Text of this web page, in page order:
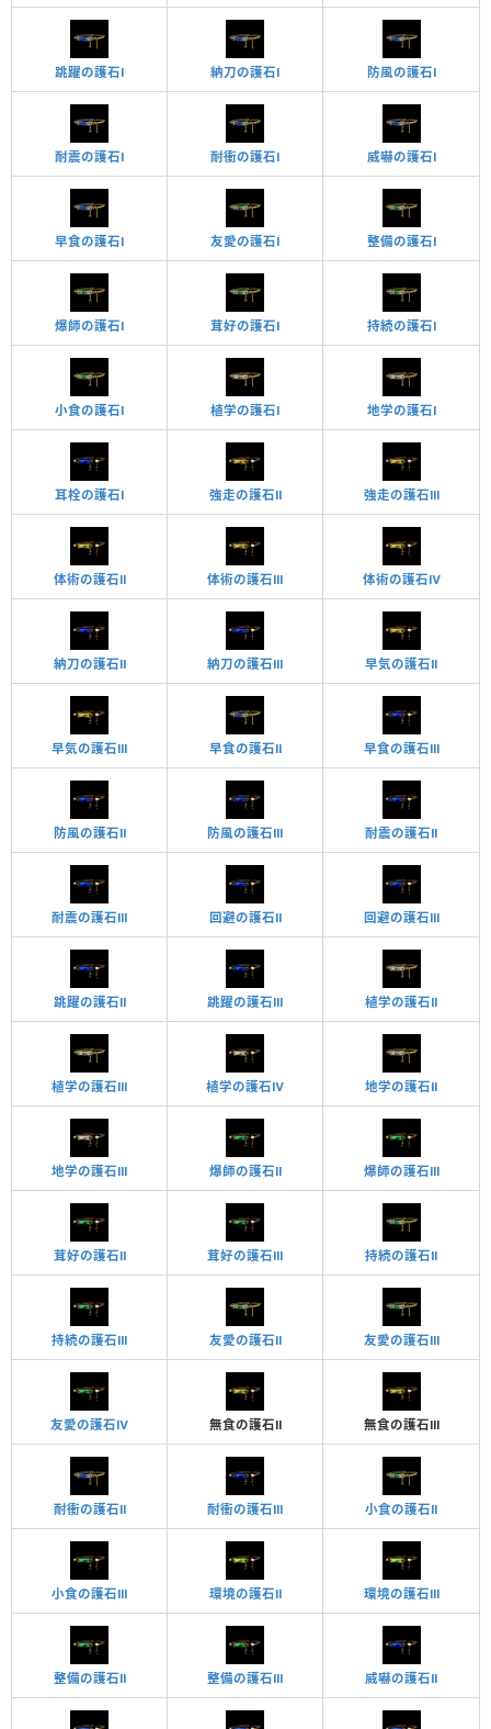
跳躍の護石Ⅰ 納刀の護石Ⅰ 防風の護石Ⅰ
耐震の護石Ⅰ 耐衝の護石Ⅰ 威嚇の護石Ⅰ
早食の護石Ⅰ 友愛の護石Ⅰ 整備の護石Ⅰ
爆師の護石Ⅰ 茸好の護石Ⅰ 持続の護石Ⅰ
小食の護石Ⅰ 植学の護石Ⅰ 地学の護石Ⅰ
耳栓の護石Ⅰ 強走の護石Ⅱ 強走の護石Ⅲ
体術の護石Ⅱ 体術の護石Ⅲ 体術の護石Ⅳ
納刀の護石Ⅱ 納刀の護石Ⅲ 早気の護石Ⅱ
早気の護石Ⅲ 早食の護石Ⅱ 早食の護石Ⅲ
防風の護石Ⅱ 防風の護石Ⅲ 耐震の護石Ⅱ
耐震の護石Ⅲ 回避の護石Ⅱ 回避の護石Ⅲ
跳躍の護石Ⅱ 跳躍の護石Ⅲ 植学の護石Ⅱ
植学の護石Ⅲ 植学の護石Ⅳ 地学の護石Ⅱ
地学の護石Ⅲ 爆師の護石Ⅱ 爆師の護石Ⅲ
茸好の護石Ⅱ 茸好の護石Ⅲ 持続の護石Ⅱ
持続の護石Ⅲ 友愛の護石Ⅱ 友愛の護石Ⅲ
友愛の護石Ⅳ 無食の護石Ⅱ 無食の護石Ⅲ
耐衝の護石Ⅱ 耐衝の護石Ⅲ 小食の護石Ⅱ
小食の護石Ⅲ 環境の護石Ⅱ 環境の護石Ⅲ
整備の護石Ⅱ 整備の護石Ⅲ 威嚇の護石Ⅱ